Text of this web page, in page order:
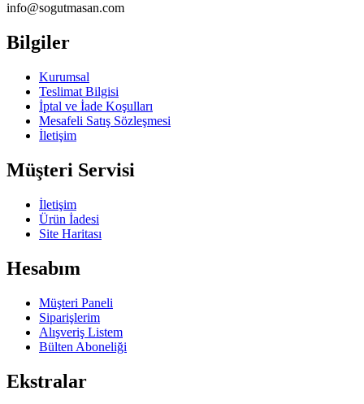
info@sogutmasan.com
Bilgiler
Kurumsal
Teslimat Bilgisi
İptal ve İade Koşulları
Mesafeli Satış Sözleşmesi
İletişim
Müşteri Servisi
İletişim
Ürün İadesi
Site Haritası
Hesabım
Müşteri Paneli
Siparişlerim
Alışveriş Listem
Bülten Aboneliği
Ekstralar